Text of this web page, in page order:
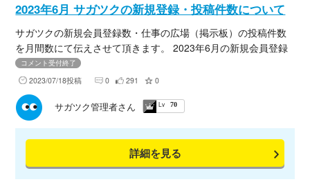
2023年6月 サガツクの新規登録・投稿件数について
サガツクの新規会員登録数・仕事の広場（掲示板）の投稿件数
を月間数にて伝えさせて頂きます。 2023年6月の新規会員登録
数をブログにてまとめましたので、下記URLよりご確認くださ
いませ。
コメント受付終了
2023/07/18投稿 0 291 0
詳細を見る
サガツク管理者さん Lv 70